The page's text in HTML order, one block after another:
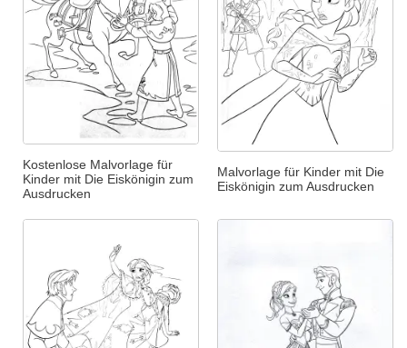
Kostenlose Malvorlage für
Kinder mit Die Eiskönigin zum
Ausdrucken
Malvorlage für Kinder mit Die
Eiskönigin zum Ausdrucken